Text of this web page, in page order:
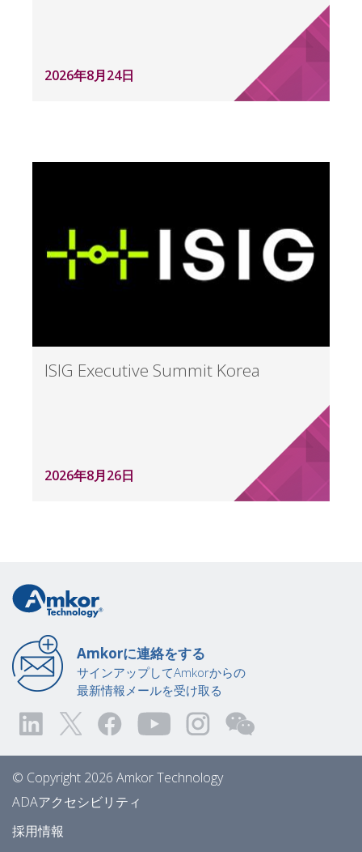
2026年8月24日
ISIG Executive Summit Korea
2026年8月26日
Amkorに連絡をする
サインアップしてAmkorからの
最新情報メールを受け取る
© Copyright 2026 Amkor Technology
ADAアクセシビリティ
採用情報